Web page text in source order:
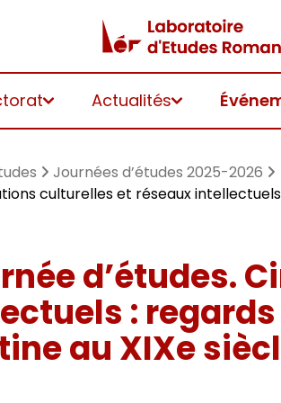
Actualités
Journées d’études 2025-2026
culturelles et réseaux
d’études.
: regards
au XIXe